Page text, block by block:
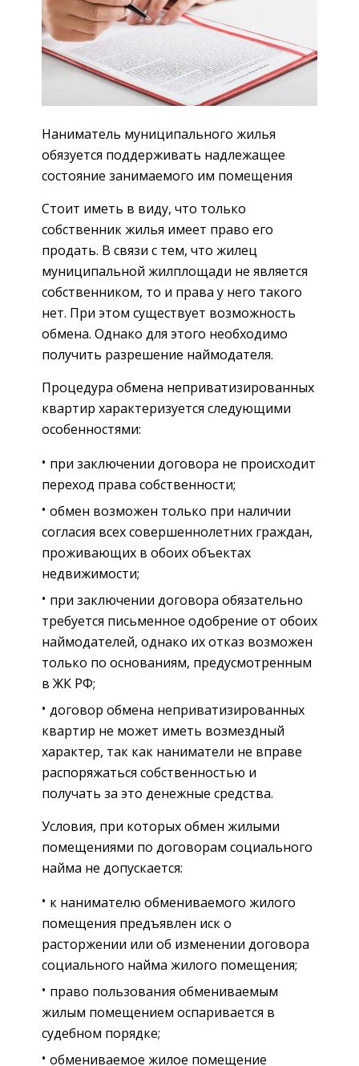
Наниматель муниципального жилья
обязуется поддерживать надлежащее
состояние занимаемого им помещения
Стоит иметь в виду, что только
собственник жилья имеет право его
продать. В связи с тем, что жилец
муниципальной жилплощади не является
собственником, то и права у него такого
нет. При этом существует возможность
обмена. Однако для этого необходимо
получить разрешение наймодателя.
Процедура обмена неприватизированных
квартир характеризуется следующими
особенностями:
при заключении договора не происходит
переход права собственности;
обмен возможен только при наличии
согласия всех совершеннолетних граждан,
проживающих в обоих объектах
недвижимости;
при заключении договора обязательно
требуется письменное одобрение от обоих
наймодателей, однако их отказ возможен
только по основаниям, предусмотренным
в ЖК РФ;
договор обмена неприватизированных
квартир не может иметь возмездный
характер, так как наниматели не вправе
распоряжаться собственностью и
получать за это денежные средства.
Условия, при которых обмен жилыми
помещениями по договорам социального
найма не допускается:
к нанимателю обмениваемого жилого
помещения предъявлен иск о
расторжении или об изменении договора
социального найма жилого помещения;
право пользования обмениваемым
жилым помещением оспаривается в
судебном порядке;
обмениваемое жилое помещение